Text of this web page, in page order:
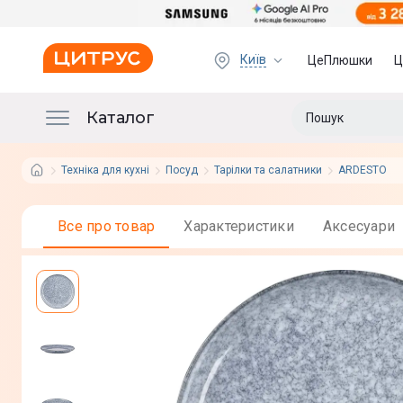
Київ ЦеПлюшки
Каталог
Техніка для кухні Посуд Тарілки та салатники ARDESTO
Все про товар Характеристики Аксесуари